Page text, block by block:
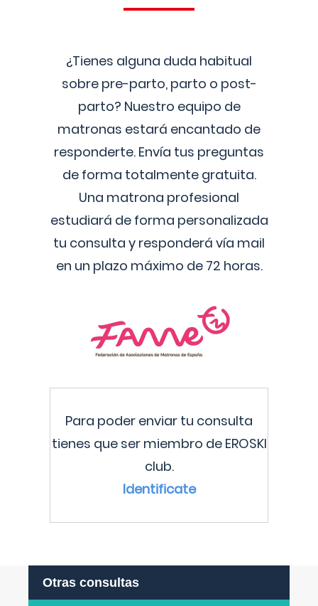
¿Tienes alguna duda habitual
sobre pre-parto, parto o post-
parto? Nuestro equipo de
matronas estará encantado de
responderte. Envía tus preguntas
de forma totalmente gratuita.
Una matrona profesional
estudiará de forma personalizada
tu consulta y responderá vía mail
en un plazo máximo de 72 horas.
Para poder enviar tu consulta
tienes que ser miembro de EROSKI
club.
Identificate
Otras consultas